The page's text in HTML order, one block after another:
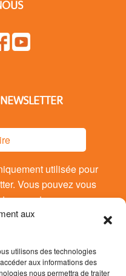
aux
utilisons des technologies
aux informations des
nous permettra de traiter
utilisée pour
Vous pouvez vous
moment.